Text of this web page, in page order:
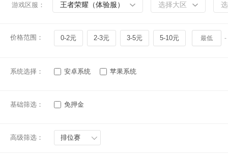
游戏区服： 王者荣耀（体验服） 选择大区
价格范围： 0-2元 2-3元 3-5元 5-10元 -
系统选择： 安卓系统 苹果系统
基础筛选： 免押金
高级筛选： 排位赛